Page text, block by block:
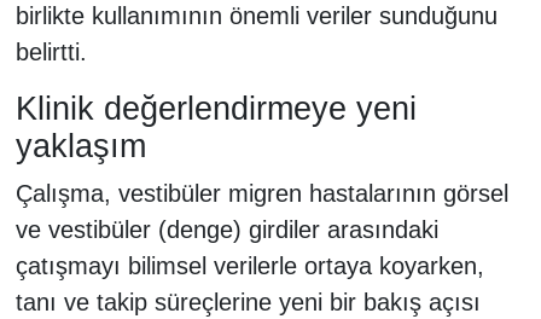
birlikte kullanımının önemli veriler sunduğunu
belirtti.
Klinik değerlendirmeye yeni
yaklaşım
Çalışma, vestibüler migren hastalarının görsel
ve vestibüler (denge) girdiler arasındaki
çatışmayı bilimsel verilerle ortaya koyarken,
tanı ve takip süreçlerine yeni bir bakış açısı